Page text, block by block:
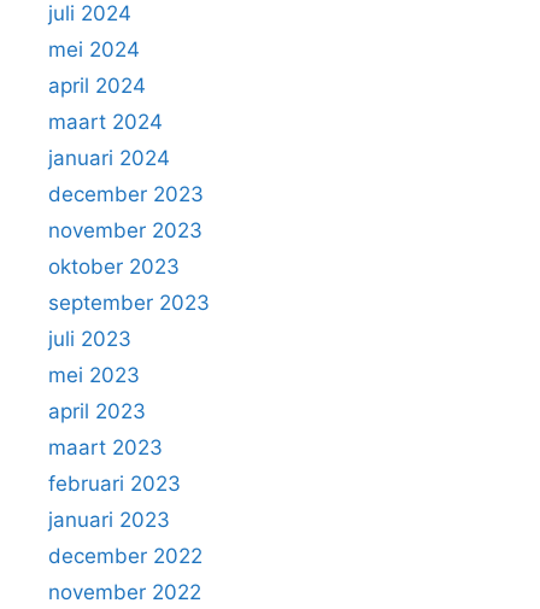
juli 2024
mei 2024
april 2024
maart 2024
januari 2024
december 2023
november 2023
oktober 2023
september 2023
juli 2023
mei 2023
april 2023
maart 2023
februari 2023
januari 2023
december 2022
november 2022